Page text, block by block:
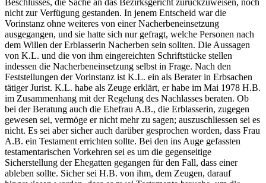
nicht zur Verfügung gestanden. In jenem Entscheid war die
Vorinstanz ohne weiteres von einer Nacherbeneinsetzung
ausgegangen, und sie hatte sich nur gefragt, welche Personen nach
dem Willen der Erblasserin Nacherben sein sollten. Die Aussagen
von K.L. und die von ihm eingereichten Schriftstücke stellen
indessen die Nacherbeneinsetzung selbst in Frage. Nach den
Feststellungen der Vorinstanz ist K.L. ein als Berater in Erbsachen
tätiger Jurist. K.L. habe als Zeuge erklärt, er habe im Mai 1978 H.B.
im Zusammenhang mit der Regelung des Nachlasses beraten. Ob
bei der Beratung auch die Ehefrau A.B., die Erblasserin, zugegen
gewesen sei, vermöge er nicht mehr zu sagen; auszuschliessen sei es
nicht. Es sei aber sicher auch darüber gesprochen worden, dass Frau
A.B. ein Testament errichten sollte. Bei den ins Auge gefassten
testamentarischen Vorkehren sei es um die gegenseitige
Sicherstellung der Ehegatten gegangen für den Fall, dass einer
ableben sollte. Sicher sei H.B. von ihm, dem Zeugen, darauf